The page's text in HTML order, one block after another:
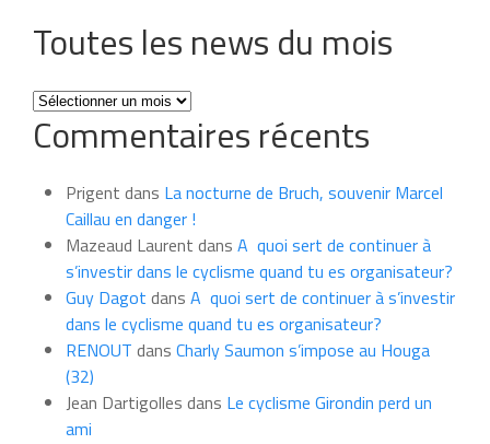
Toutes les news du mois
Toutes
les
news
mois
Commentaires récents
Prigent dans La nocturne de Bruch, souvenir Marcel
Caillau en danger !
Mazeaud Laurent dans A quoi sert de continuer à
s’investir dans le cyclisme quand tu es organisateur?
Guy Dagot dans A quoi sert de continuer à s’investir
dans le cyclisme quand tu es organisateur?
RENOUT dans Charly Saumon s’impose au Houga
(32)
Jean Dartigolles dans Le cyclisme Girondin perd un
ami